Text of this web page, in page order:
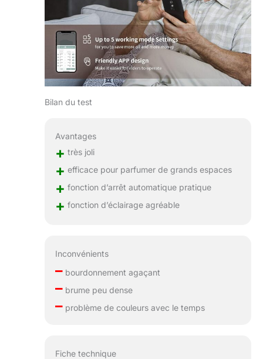
Bilan du test
Avantages
+ très joli
+ efficace pour parfumer de grands espaces
+ fonction d’arrêt automatique pratique
+ fonction d’éclairage agréable
Inconvénients
–bourdonnement agaçant
–brume peu dense
–problème de couleurs avec le temps
Fiche technique